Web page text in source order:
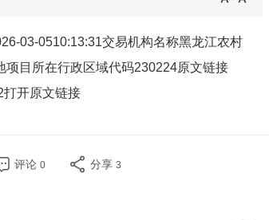
03-0510:13:31交易机构名称黑龙江农村
目所在行政区域代码230224原文链接
打开原文链接
评论 0 分享 3